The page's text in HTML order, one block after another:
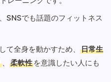
SNSでも話題のフィットネス
て全身を動かすため、
日常生
、 柔軟性 を意識したい人にも